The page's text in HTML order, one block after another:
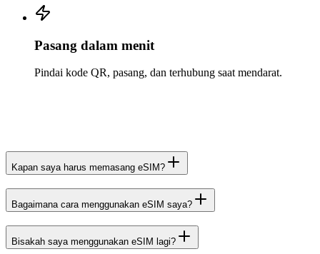
Pasang dalam menit
Pindai kode QR, pasang, dan terhubung saat mendarat.
Kapan saya harus memasang eSIM?
Bagaimana cara menggunakan eSIM saya?
Bisakah saya menggunakan eSIM lagi?